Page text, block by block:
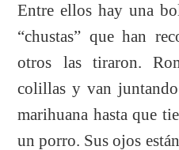
Entre ellos hay una
“chustas” que han
otros las tiraron.
colillas y van
marihuana hasta que
un porro. Sus ojos